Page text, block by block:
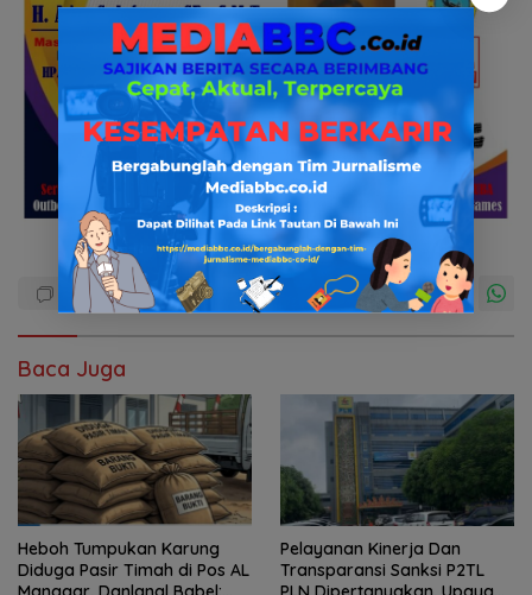
Baca Juga
Heboh Tumpukan Karung
Diduga Pasir Timah di Pos AL
Pelayanan Kinerja Dan
Transparansi Sanksi P2TL